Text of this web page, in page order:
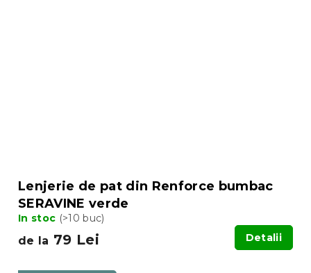
Lenjerie de pat din Renforce bumbac
SERAVINE verde
In stoc (>10 buc)
de la 79 Lei Detalii